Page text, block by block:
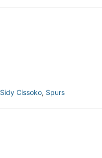
Sidy Cissoko, Spurs